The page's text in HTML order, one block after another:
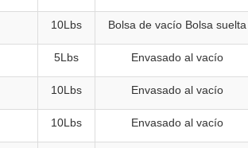
10Lbs Bolsa de vacío Bolsa suelta
5Lbs Envasado al vacío
10Lbs Envasado al vacío
10Lbs Envasado al vacío